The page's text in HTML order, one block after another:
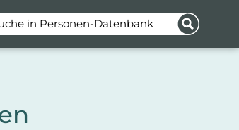
in Personen-Datenbank